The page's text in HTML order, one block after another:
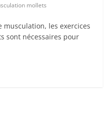
mollets
les exercices
sont nécessaires pour